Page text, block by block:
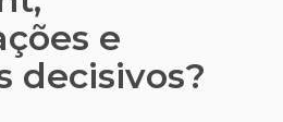
e
decisivos?